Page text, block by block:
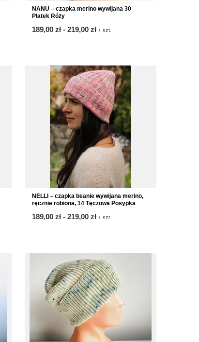
NANU – czapka merino wywijana 30
Płatek Róży
od
189,00 zł - do
219,00 zł / szt.
NELLI – czapka beanie wywijana merino,
ręcznie robiona, 14 Tęczowa Posypka
od
189,00 zł - do
219,00 zł / szt.